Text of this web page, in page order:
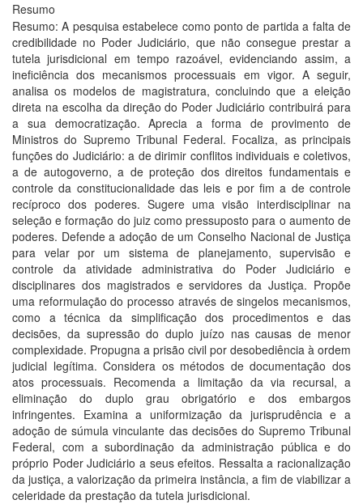
Resumo
Resumo: A pesquisa estabelece como ponto de partida a falta de
credibilidade no Poder Judiciário, que não consegue prestar a
tutela jurisdicional em tempo razoável, evidenciando assim, a
ineficiência dos mecanismos processuais em vigor. A seguir,
analisa os modelos de magistratura, concluindo que a eleição
direta na escolha da direção do Poder Judiciário contribuirá para
a sua democratização. Aprecia a forma de provimento de
Ministros do Supremo Tribunal Federal. Focaliza, as principais
funções do Judiciário: a de dirimir conflitos individuais e coletivos,
a de autogoverno, a de proteção dos direitos fundamentais e
controle da constitucionalidade das leis e por fim a de controle
recíproco dos poderes. Sugere uma visão interdisciplinar na
seleção e formação do juiz como pressuposto para o aumento de
poderes. Defende a adoção de um Conselho Nacional de Justiça
para velar por um sistema de planejamento, supervisão e
controle da atividade administrativa do Poder Judiciário e
disciplinares dos magistrados e servidores da Justiça. Propõe
uma reformulação do processo através de singelos mecanismos,
como a técnica da simplificação dos procedimentos e das
decisões, da supressão do duplo juízo nas causas de menor
complexidade. Propugna a prisão civil por desobediência à ordem
judicial legítima. Considera os métodos de documentação dos
atos processuais. Recomenda a limitação da via recursal, a
eliminação do duplo grau obrigatório e dos embargos
infringentes. Examina a uniformização da jurisprudência e a
adoção de súmula vinculante das decisões do Supremo Tribunal
Federal, com a subordinação da administração pública e do
próprio Poder Judiciário a seus efeitos. Ressalta a racionalização
da justiça, a valorização da primeira instância, a fim de viabilizar a
celeridade da prestação da tutela jurisdicional.